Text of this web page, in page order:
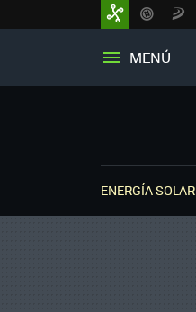
MENÚ
ENERGÍA SOLAR